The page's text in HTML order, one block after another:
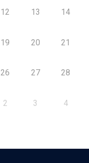
12 13 14
19 20 21
26 27 28
2 3 4